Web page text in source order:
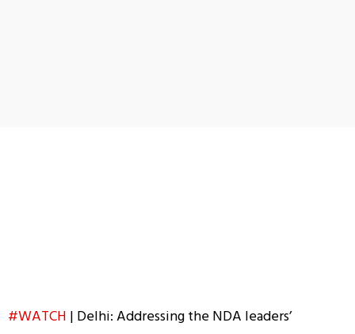
#WATCH | Delhi: Addressing the NDA leaders’